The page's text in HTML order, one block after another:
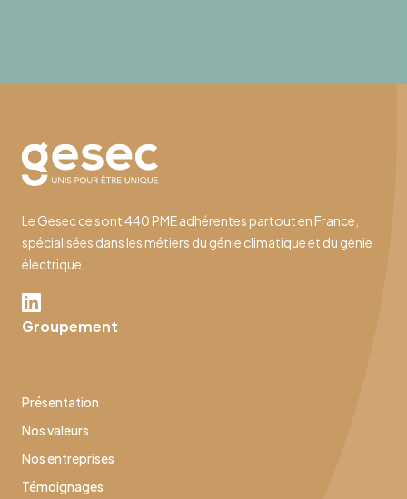
Le Gesec ce sont 440 PME adhérentes partout en France,
spécialisées dans les métiers du génie climatique et du génie
électrique.
Groupement
Présentation
Nos valeurs
Nos entreprises
Témoignages